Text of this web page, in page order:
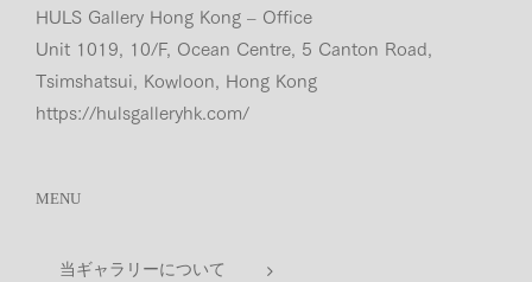
HULS Gallery Hong Kong – Office
Unit 1019, 10/F, Ocean Centre, 5 Canton Road,
Tsimshatsui, Kowloon, Hong Kong
https://hulsgalleryhk.com/
MENU
当ギャラリーについて